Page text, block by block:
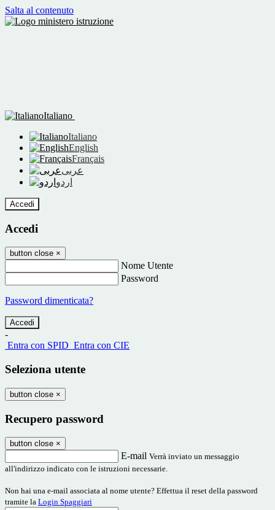
Salta al contenuto
Italiano
Italiano
English
Français
عربى
اردو
Accedi
Accedi
button close ×
Nome Utente
Password
Password dimenticata?
-
Entra con SPID Entra con CIE
Seleziona utente
button close ×
Recupero password
button close ×
E-mail Verrà inviato un messaggio
all'indirizzo indicato con le istruzioni necessarie.
Non hai una e-mail associata al nome utente? Effettua il reset della password
tramite la Login Spaggiari